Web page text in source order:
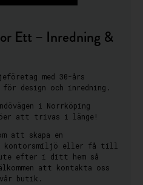
Ett – Inredning &
med 30-års
design och inredning.
i Norrköping
att trivas i länge!
att skapa en
kontorsmiljö eller få till
ute efter i ditt hem så
att kontakta oss
butik.